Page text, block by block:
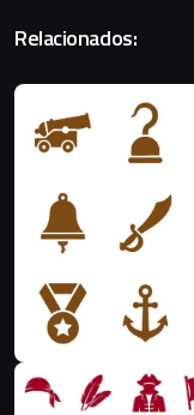
Relacionados: